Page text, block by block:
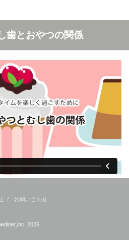
歯とおやつの関係
お問い合わせ
2026